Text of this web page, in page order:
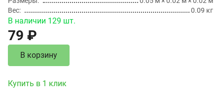
Вес
0.09 кг
В наличии 129 шт.
79 ₽
В корзину
Купить в 1 клик